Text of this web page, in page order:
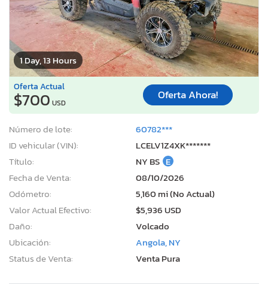
1 Day, 13 Hours
Oferta Actual
$700 USD
Oferta Ahora!
Número de lote:
60782***
ID vehicular (VIN):
LCELV1Z4XK*******
Título:
NY BS E
Fecha de Venta:
08/10/2026
Odómetro:
5,160 mi (No Actual)
Valor Actual Efectivo:
$5,936 USD
Daño:
Volcado
Ubicación:
Angola, NY
Status de Venta:
Venta Pura